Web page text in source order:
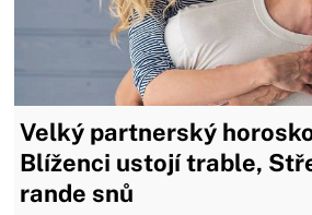
Velký partnerský
Blíženci ustojí trable,
rande snů